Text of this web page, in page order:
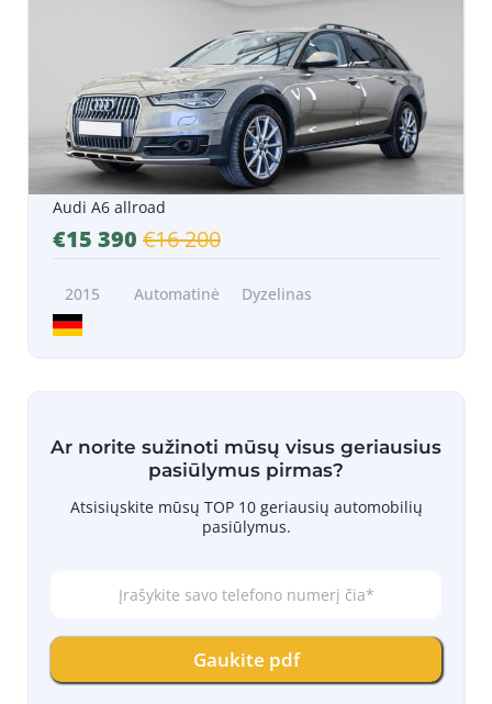
Audi A6 allroad
€15 390 €16 200
2015 Automatinė Dyzelinas
Ar norite sužinoti mūsų visus geriausius
pasiūlymus pirmas?
Atsisiųskite mūsų TOP 10 geriausių automobilių
pasiūlymus.
š
k
Gaukite pdf